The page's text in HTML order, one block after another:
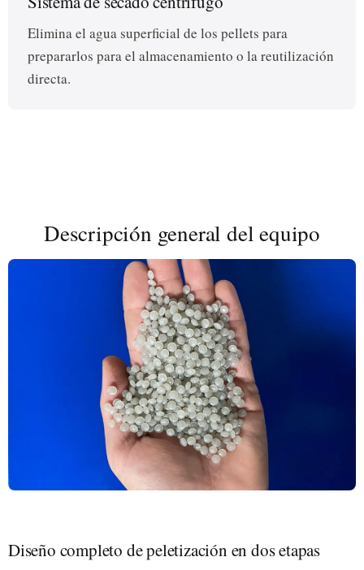
Elimina el agua superficial de los pellets para
prepararlos para el almacenamiento o la reutilización
directa.
Descripción general del equipo
Diseño completo de peletización en dos etapas